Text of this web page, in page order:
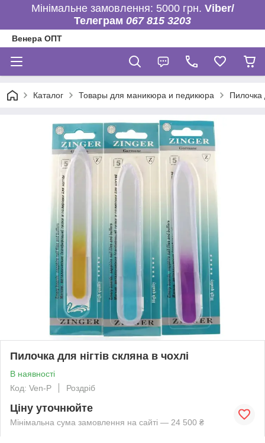
Мінімальне замовлення: 5000 грн. Viber/
Телеграм 067 815 3203
Венера ОПТ
Каталог Товары для маникюра и педикюра Пилочка
Пилочка для нігтів скляна в чохлі
В наявності
Код: Ven-P
Роздріб
Ціну уточнюйте
Мінімальна сума замовлення на сайті — 24 500 ₴